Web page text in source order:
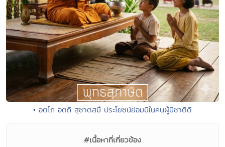
• อตฺโถ อตฺถิ สุชาตสฺมึ ประโยชน์ย่อมมีในคนผู้มีชาติดี
#เนื้อหาที่เกี่ยวข้อง